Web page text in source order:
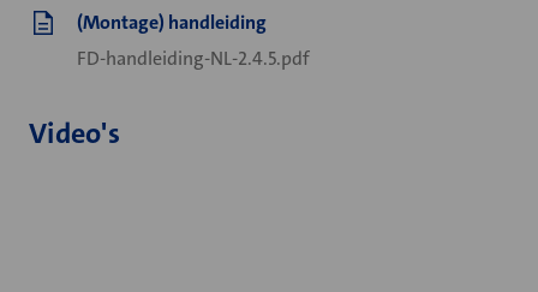
(Montage) handleiding
FD-handleiding-NL-2.4.5.pdf
Video's